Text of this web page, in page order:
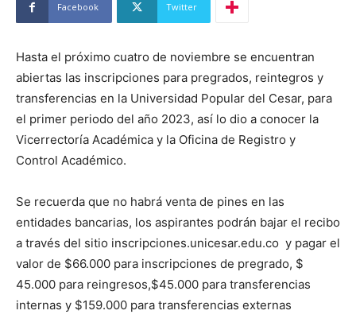
Facebook Twitter
Hasta el próximo cuatro de noviembre se encuentran
abiertas las inscripciones para pregrados, reintegros y
transferencias en la Universidad Popular del Cesar, para
el primer periodo del año 2023, así lo dio a conocer la
Vicerrectoría Académica y la Oficina de Registro y
Control Académico.
Se recuerda que no habrá venta de pines en las
entidades bancarias, los aspirantes podrán bajar el recibo
a través del sitio inscripciones.unicesar.edu.co y pagar el
valor de $66.000 para inscripciones de pregrado, $
45.000 para reingresos,$45.000 para transferencias
internas y $159.000 para transferencias externas